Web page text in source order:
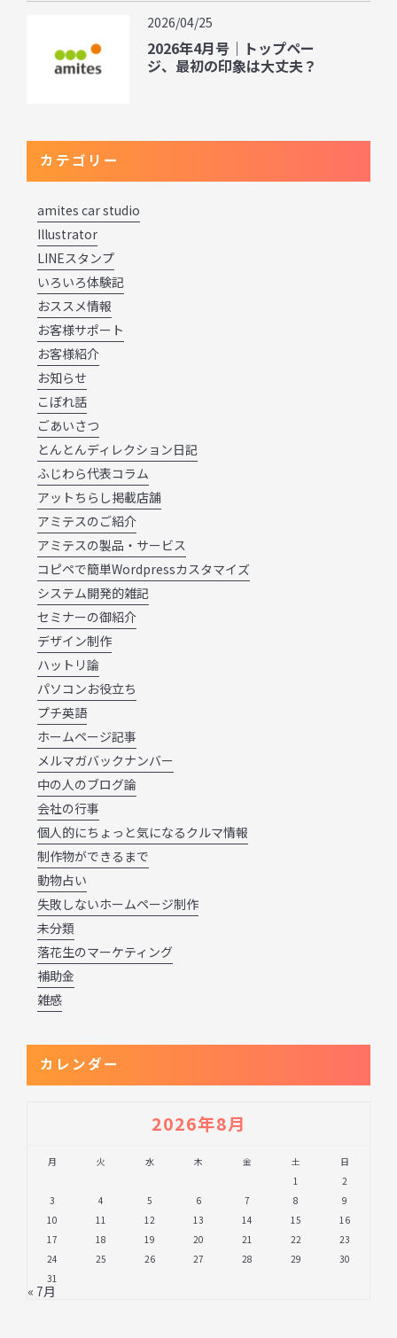
2026/04/25
2026年4月号｜トップペー
ジ、最初の印象は大丈夫？
カテゴリー
amites car studio
Illustrator
LINEスタンプ
いろいろ体験記
おススメ情報
お客様サポート
お客様紹介
お知らせ
こぼれ話
ごあいさつ
とんとんディレクション日記
ふじわら代表コラム
アットちらし掲載店舗
アミテスのご紹介
アミテスの製品・サービス
コピペで簡単Wordpressカスタマイズ
システム開発的雑記
セミナーの御紹介
デザイン制作
ハットリ論
パソコンお役立ち
プチ英語
ホームページ記事
メルマガバックナンバー
中の人のブログ論
会社の行事
個人的にちょっと気になるクルマ情報
制作物ができるまで
動物占い
失敗しないホームページ制作
未分類
落花生のマーケティング
補助金
雑感
カレンダー
2026年8月
月 火 水 木 金 土
日
1
2
3
4 5 6 7 8
9
10
11 12 13 14 15
16
17
18 19 20 21 22
23
24
25 26 27 28 29
30
31
« 7月